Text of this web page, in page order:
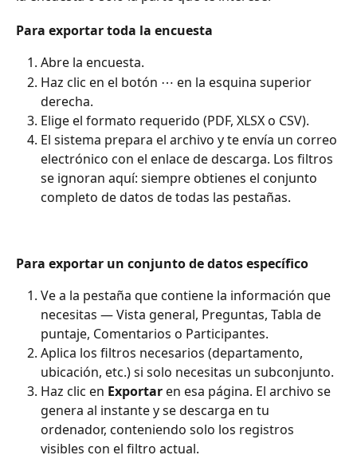
Para exportar toda la encuesta
Abre la encuesta.
Haz clic en el botón ⋯ en la esquina superior
derecha.
Elige el formato requerido (PDF, XLSX o CSV).
El sistema prepara el archivo y te envía un correo
electrónico con el enlace de descarga. Los filtros
se ignoran aquí: siempre obtienes el conjunto
completo de datos de todas las pestañas.
Para exportar un conjunto de datos específico
Ve a la pestaña que contiene la información que
necesitas — Vista general, Preguntas, Tabla de
puntaje, Comentarios o Participantes.
Aplica los filtros necesarios (departamento,
ubicación, etc.) si solo necesitas un subconjunto.
Haz clic en Exportar en esa página. El archivo se
genera al instante y se descarga en tu
ordenador, conteniendo solo los registros
visibles con el filtro actual.